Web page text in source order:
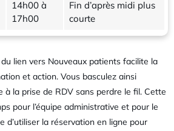
14h00 à
17h00
Fin d’après midi plus
courte
lien vers Nouveaux patients facilite la
et action. Vous basculez ainsi
à la prise de RDV sans perdre le fil. Cette
pour l’équipe administrative et pour le
d’utiliser la réservation en ligne pour